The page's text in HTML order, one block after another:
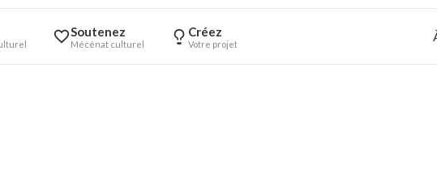
Soutenez
Mécénat culturel
Créez
Votre projet